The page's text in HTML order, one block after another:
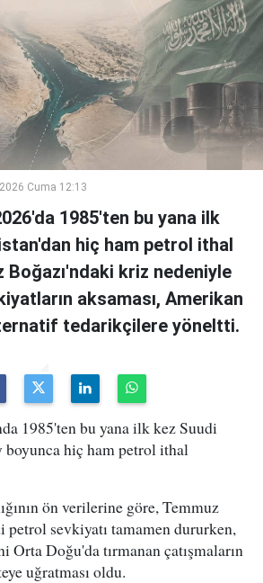
Cuma 12:13
1985'ten bu yana ilk
hiç ham petrol ithal
Boğazı'ndaki kriz nedeniyle
aksaması, Amerikan
tedarikçilere yöneltti.
1985'ten bu yana ilk kez Suudi
boyunca hiç ham petrol ithal
ön verilerine göre, Temmuz
petrol sevkiyatı tamamen dururken,
Orta Doğu'da tırmanan çatışmaların
uğratması oldu.